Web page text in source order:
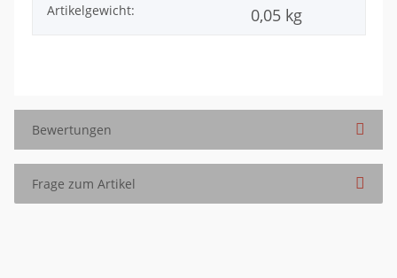
Artikelgewicht: 0,05 kg
Bewertungen
Frage zum Artikel